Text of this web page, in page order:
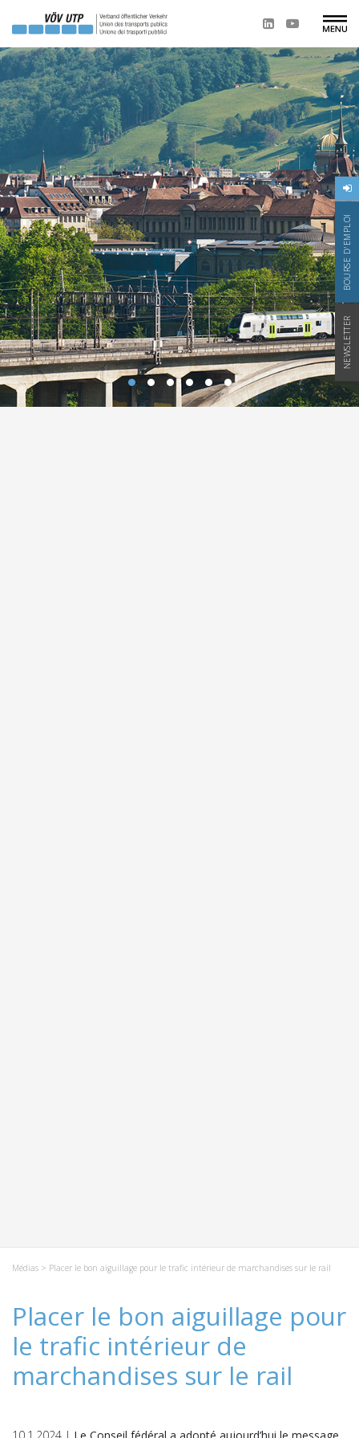
BOURSE D'EMPLOI
NEWSLETTER
Médias > Placer le bon aiguillage pour le trafic intérieur de marchandises sur le rail
Placer le bon aiguillage pour
le trafic intérieur de
marchandises sur le rail